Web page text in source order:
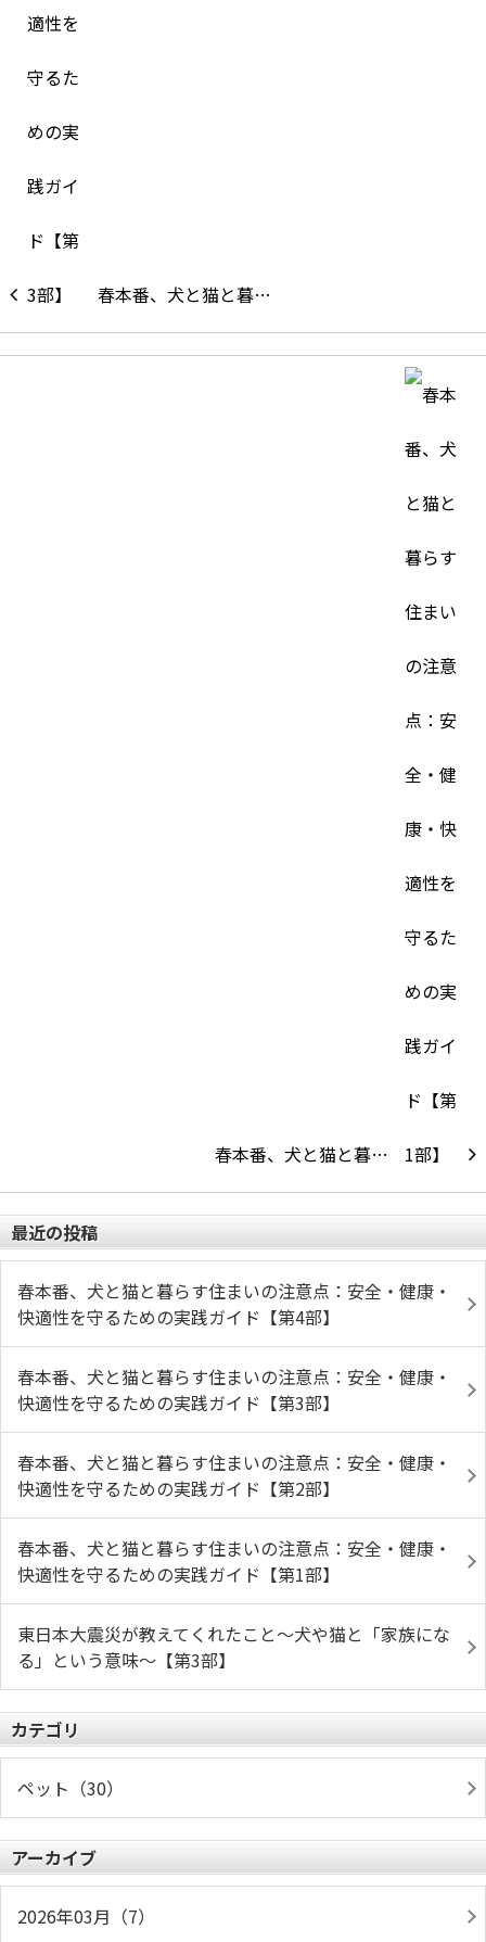
春本番、犬と猫と暮…
春本番、犬と猫と暮…
最近の投稿
春本番、犬と猫と暮らす住まいの注意点：安全・健康・
快適性を守るための実践ガイド【第4部】
春本番、犬と猫と暮らす住まいの注意点：安全・健康・
快適性を守るための実践ガイド【第3部】
春本番、犬と猫と暮らす住まいの注意点：安全・健康・
快適性を守るための実践ガイド【第2部】
春本番、犬と猫と暮らす住まいの注意点：安全・健康・
快適性を守るための実践ガイド【第1部】
東日本大震災が教えてくれたこと～犬や猫と「家族にな
る」という意味～【第3部】
カテゴリ
ペット（30）
アーカイブ
2026年03月（7）